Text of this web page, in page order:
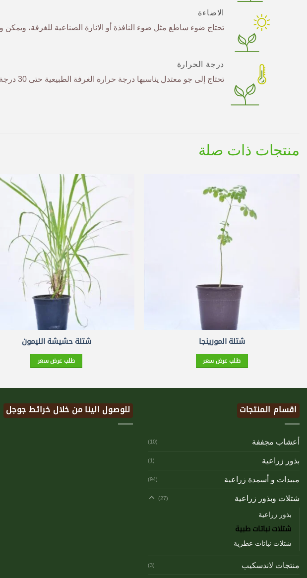
الاضاءة
تحتاج ضوء ساطع مثل ضوء النافذة أو الانارة الصناعية للغرفة،
درجة الحرارة
تحتاج إلى جو معتدل يناسبها درجة حرارة الغرفة الطبيعية حتى 30 درجة مئوية.
منتجات ذات صلة
شتلة المورينجا
طلب عرض سعر
شتلة حشيشة الليمون
طلب عرض سعر
اقسام المنتجات
أعشاب مجففة (10)
بذور زراعية (1)
مبيدات و أسمدة زراعية (94)
شتلات وبذور زراعية (27)
بذور زراعية
شتلات نباتات طبية
شتلات نباتات عطرية
منتجات لاندسكيب (3)
للوصول الينا من خلال خرائط جوجل